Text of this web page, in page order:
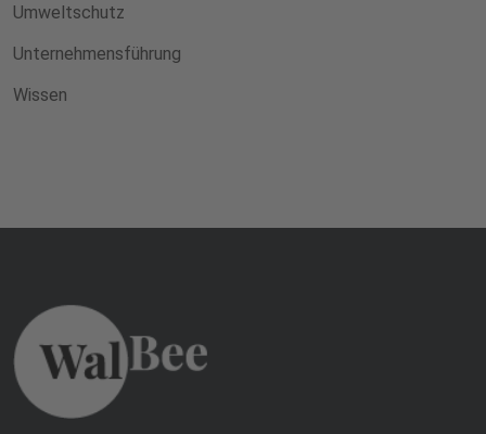
Umweltschutz
Unternehmensführung
Wissen